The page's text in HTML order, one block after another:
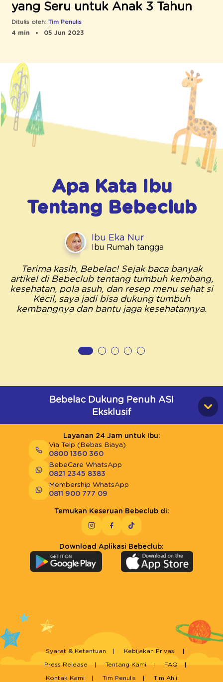
yang Seru untuk Anak 3 Tahun
Ditulis oleh: Tim Penulis
4 min
05 Jun 2023
Apa Kata Ibu
Tentang Bebeclub
Ibu Eka Nur
Ibu Rumah tangga
Terima kasih, Bebelac! Sejak baca banyak
artikel di Bebeclub tentang tumbuh kembang,
kesehatan, pola asuh, dan resep menu sehat si
Kecil, saya jadi bisa dukung tumbuh
kembangnya dan bantu jaga kesehatannya.
Bebelac Dukung Penuh ASI
Eksklusif
Layanan 24 Jam untuk Ibu:
Via Telp (Bebas Biaya)
0800 1360 360
BebeCare WhatsApp
0821 2345 8383
Membership WhatsApp
0811 900 777 09
Temukan Keseruan Bebeclub di:
Download Aplikasi Bebeclub:
Syarat & Ketentuan Kebijakan Privasi
Press Release Tentang Kami FAQ
Kontak Kami Tim Penulis Tim Ahli